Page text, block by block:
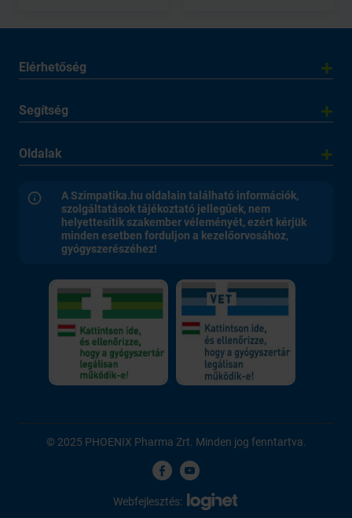
Elérhetőség
Segítség
Oldalak
A Szimpatika.hu oldalain található információk,
szolgáltatások tájékoztató jellegűek, nem
helyettesítik szakember véleményét, ezért kérjük
minden esetben forduljon a kezelőorvosához,
gyógyszerészéhez!
© 2025 PHOENIX Pharma Zrt. Minden jog fenntartva.
Webfejlesztés: